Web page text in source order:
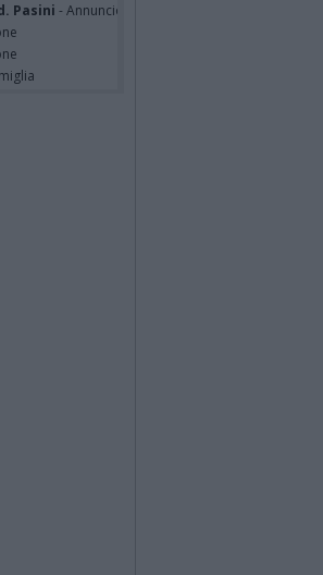
Pasini - Annuncio famiglia